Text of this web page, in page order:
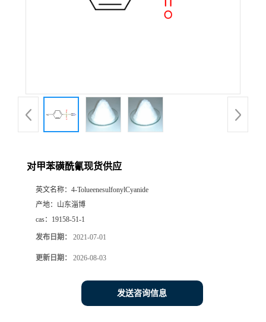
对甲苯磺酰氰现货供应
英文名称： 4-TolueenesulfonylCyanide
产地： 山东淄博
cas： 19158-51-1
发布日期： 2021-07-01
更新日期： 2026-08-03
发送咨询信息